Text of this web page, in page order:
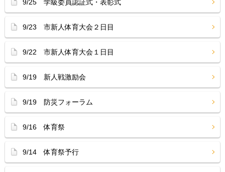
9/25 学級委員認証式・表彰式
9/23 市新人体育大会２日目
9/22 市新人体育大会１日目
9/19 新人戦激励会
9/19 防災フォーラム
9/16 体育祭
9/14 体育祭予行